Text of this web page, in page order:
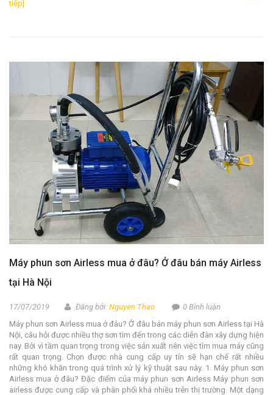
tiếp]
Máy phun sơn Airless mua ở đâu? Ở đâu bán máy Airless
tại Hà Nội
17/07/2019 Đăng bởi: Nguyen Thao
0 Bình luận
Máy phun sơn Airless mua ở đâu? Ở đâu bán máy phun sơn Airless tại Hà
Nội, câu hỏi được nhiều thợ sơn tìm đến trong các diễn đàn xây dựng hiện
nay. Bởi vì tầm quan trọng trong việc sản xuất nên việc tìm mua máy cũng
rất quan trọng. Chọn được nhà cung cấp uy tín sẽ hạn chế rất nhiều
những khó khăn trong quá trình xử lý kỹ thuật sau này. 1. Máy phun sơn
Airless mua ở đâu? Đặc điểm của máy phun sơn Airless Máy phun sơn
airless được cung cấp và phân phối khá nhiều trên thị trường. Một dạng